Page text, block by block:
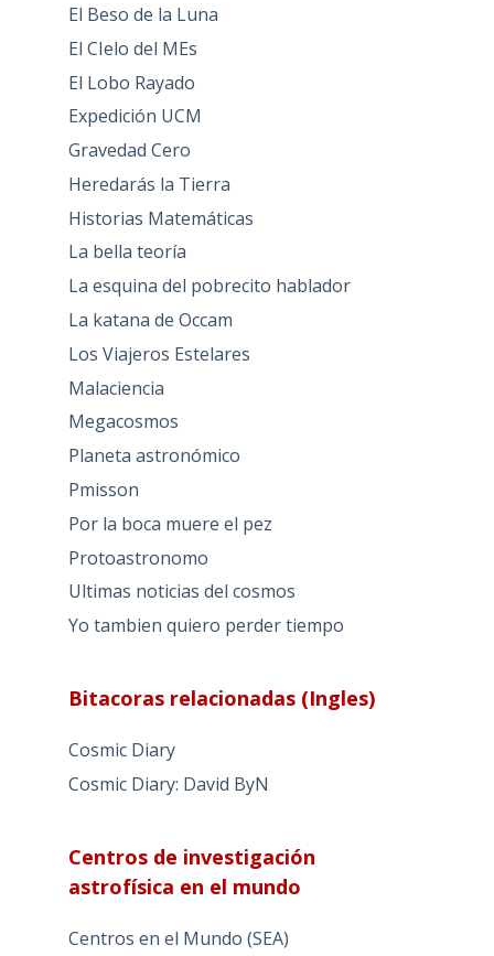
El Beso de la Luna
El CIelo del MEs
El Lobo Rayado
Expedición UCM
Gravedad Cero
Heredarás la Tierra
Historias Matemáticas
La bella teoría
La esquina del pobrecito hablador
La katana de Occam
Los Viajeros Estelares
Malaciencia
Megacosmos
Planeta astronómico
Pmisson
Por la boca muere el pez
Protoastronomo
Ultimas noticias del cosmos
Yo tambien quiero perder tiempo
Bitacoras relacionadas (Ingles)
Cosmic Diary
Cosmic Diary: David ByN
Centros de investigación
astrofísica en el mundo
Centros en el Mundo (SEA)